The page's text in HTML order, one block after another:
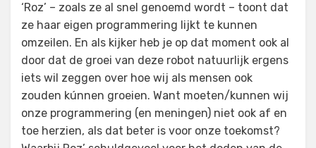
‘Roz’ – zoals ze al snel genoemd wordt – toont dat
ze haar eigen programmering lijkt te kunnen
omzeilen. En als kijker heb je op dat moment ook al
door dat de groei van deze robot natuurlijk ergens
iets wil zeggen over hoe wij als mensen ook
zouden kúnnen groeien. Want moeten/kunnen wij
onze programmering (en meningen) niet ook af en
toe herzien, als dat beter is voor onze toekomst?